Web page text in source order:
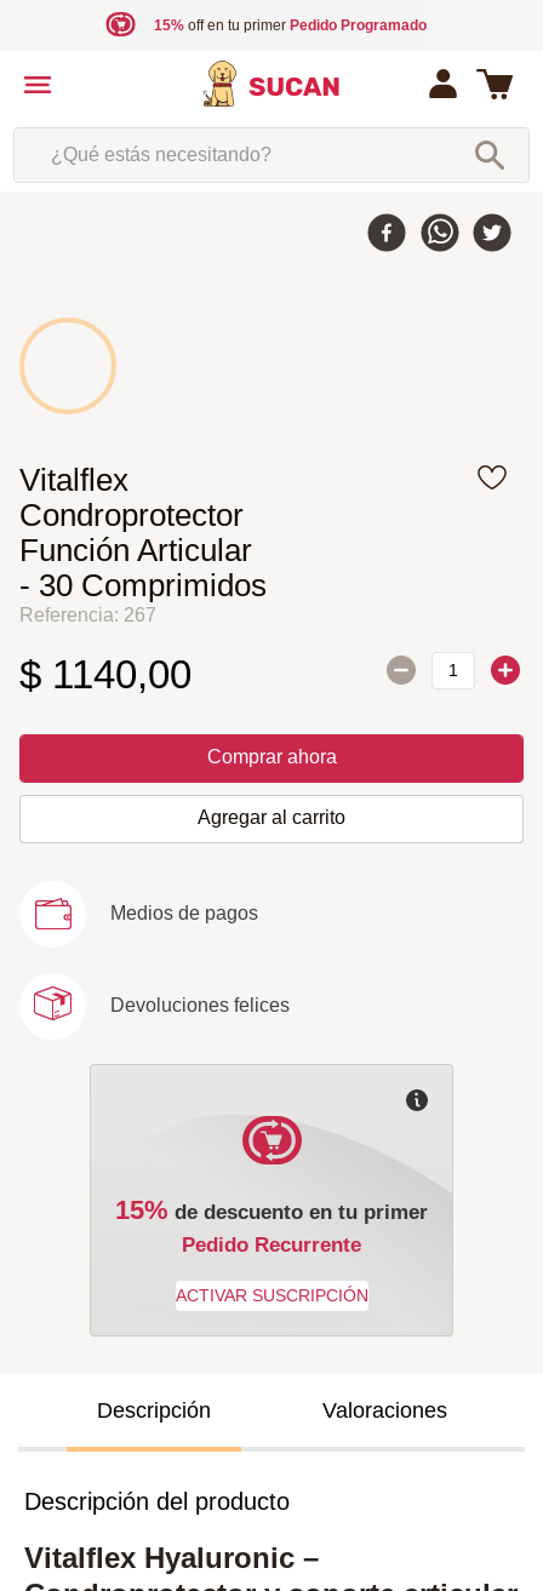
15%off en tu primer Pedido Programado
¿Qué estás necesitando?
Vitalflex
Condroprotector
Función Articular
- 30 Comprimidos
Referencia: 267
$ 1140,00
Comprar ahora
Agregar al carrito
Medios de pagos
Devoluciones felices
15% de descuento en tu primer
Pedido Recurrente
Descripción Valoraciones
Descripción del producto
Vitalflex Hyaluronic –